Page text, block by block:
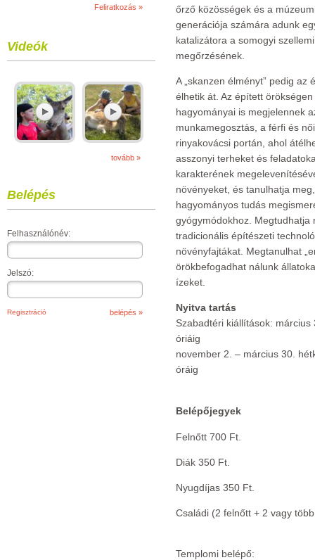
Videók
tovább »
Belépés
Felhasználónév:
Jelszó:
Regisztráció
őrző közösségek és a
generációja számára adunk
katalizátora a somogyi
megőrzésének.
A „skanzen élményt” pedig
élhetik át. Az épített
hagyományai is megjelennek
munkamegosztás, a férfi és
rinyakovácsi portán, ahol
asszonyi terheket és
karakterének
növényeket, és tanulhatja
hagyományos tudás
gyógymódokhoz.
tradicionális építészeti
növényfajtákat. Megtanulhat
örökbefogadhat nálunk
ízeket.
Nyitva tartás
Szabadtéri kiállítások:
óriáig
november 2. – március 30.
óráig
Belépőjegyek
Felnőtt 700 Ft.
Diák 350 Ft.
Nyugdíjas 350 Ft.
Családi (2 felnőtt + 2 vagy
Templomi belépő: